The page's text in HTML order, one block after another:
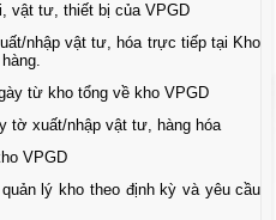
vật tư, thiết bị của VPGD
nhập vật tư, hóa trực tiếp tại Kho
từ kho tổng về kho VPGD
tờ xuất/nhập vật tư, hàng hóa
VPGD
lý kho theo định kỳ và yêu cầu